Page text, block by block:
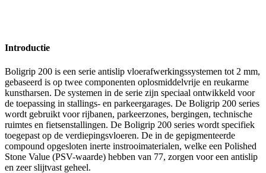
Introductie
Boligrip 200 is een serie antislip vloerafwerkingssystemen tot 2 mm,
gebaseerd is op twee componenten oplosmiddelvrije en reukarme
kunstharsen. De systemen in de serie zijn speciaal ontwikkeld voor
de toepassing in stallings- en parkeergarages. De Boligrip 200 series
wordt gebruikt voor rijbanen, parkeerzones, bergingen, technische
ruimtes en fietsenstallingen. De Boligrip 200 series wordt specifiek
toegepast op de verdiepingsvloeren. De in de gepigmenteerde
compound opgesloten inerte instrooimaterialen, welke een Polished
Stone Value (PSV-waarde) hebben van 77, zorgen voor een antislip
en zeer slijtvast geheel.